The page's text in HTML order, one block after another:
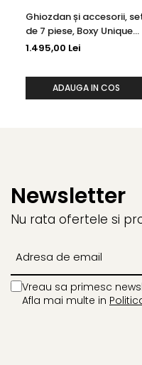
Ghiozdan și accesorii,
de 7 piese, Boxy Unique
Culoare: Rose Blue Black
1.495,00 Lei
ADAUGA IN COS
Newsletter
Nu rata ofertele si
Vreau sa primesc
Afla mai multe in